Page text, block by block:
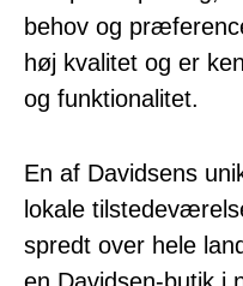
behov og
høj kvalitet og er
og funktionalitet.
En af Davidsens
lokale
spredt over hele